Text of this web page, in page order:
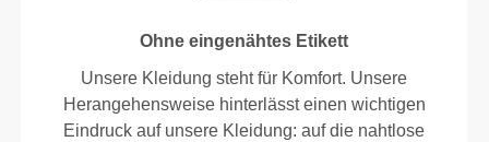
Ohne eingenähtes Etikett
Unsere Kleidung steht für Komfort. Unsere
Herangehensweise hinterlässt einen wichtigen
Eindruck auf unsere Kleidung: auf die nahtlose